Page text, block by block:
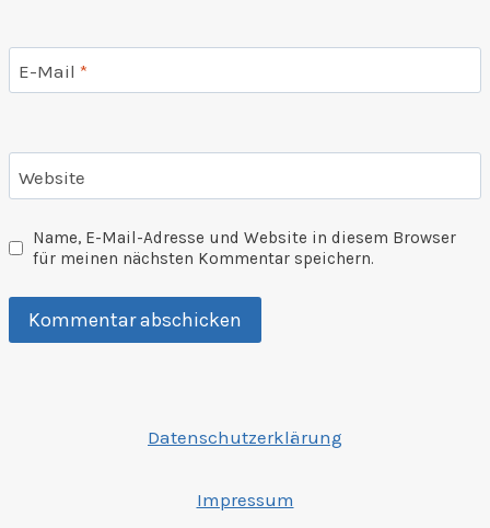
E-Mail *
Website
Name, E-Mail-Adresse und Website in diesem Browser
für meinen nächsten Kommentar speichern.
Datenschutzerklärung
Impressum